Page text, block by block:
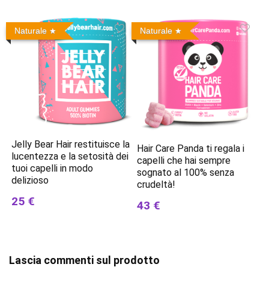
Naturale
Jelly Bear Hair restituisce la
lucentezza e la setosità dei
tuoi capelli in modo
delizioso
25 €
Naturale
Hair Care Panda ti regala i
capelli che hai sempre
sognato al 100% senza
crudeltà!
43 €
Lascia commenti sul prodotto